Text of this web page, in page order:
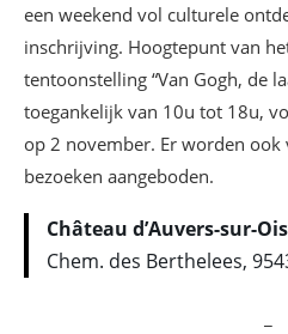
een weekend vol culturele
inschrijving. Hoogtepunt van
tentoonstelling “Van Gogh, de
toegankelijk van 10u tot 18u,
op 2 november. Er worden
bezoeken aangeboden.
Château d’Auvers-sur-
Chem. des Berthelees,